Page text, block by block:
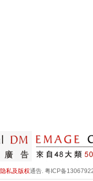
隐私及版权通告. 粤ICP备